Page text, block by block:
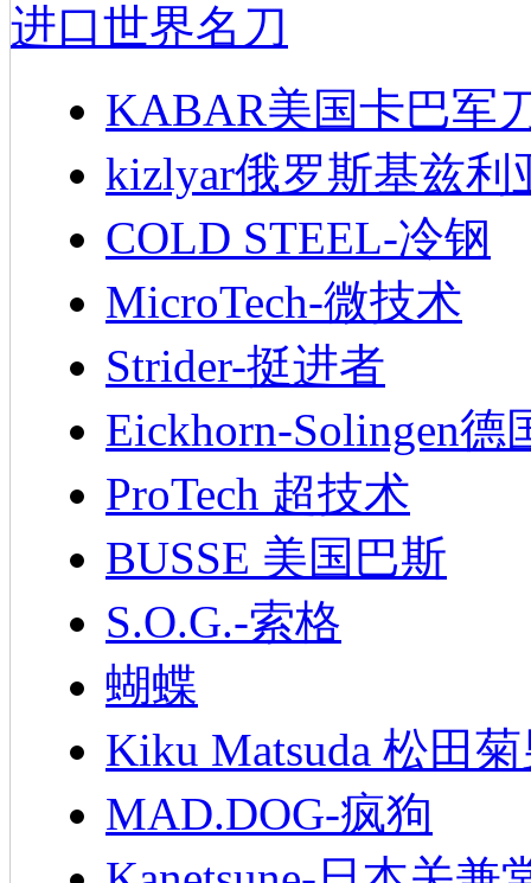
进口世界名刀
KABAR美国卡巴军
kizlyar俄罗斯基兹利
COLD STEEL-冷钢
MicroTech-微技术
Strider-挺进者
Eickhorn-Solingen德
ProTech 超技术
BUSSE 美国巴斯
S.O.G.-索格
蝴蝶
Kiku Matsuda 松田
MAD.DOG-疯狗